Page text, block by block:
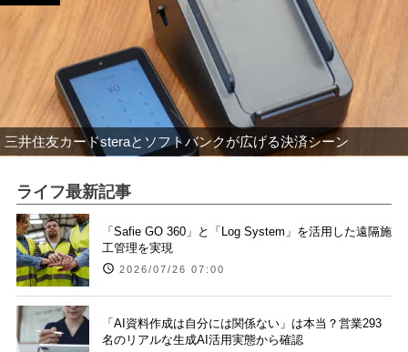
三井住友カードsteraとソフトバンクが広げる決済シーン
ライフ最新記事
「Safie GO 360」と「Log System」を活用した遠隔施
工管理を実現
2026/07/26 07:00
「AI資料作成は自分には関係ない」は本当？営業293
名のリアルな生成AI活用実態から確認